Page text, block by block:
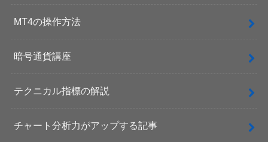
MT4の操作方法
暗号通貨講座
テクニカル指標の解説
チャート分析力がアップする記事